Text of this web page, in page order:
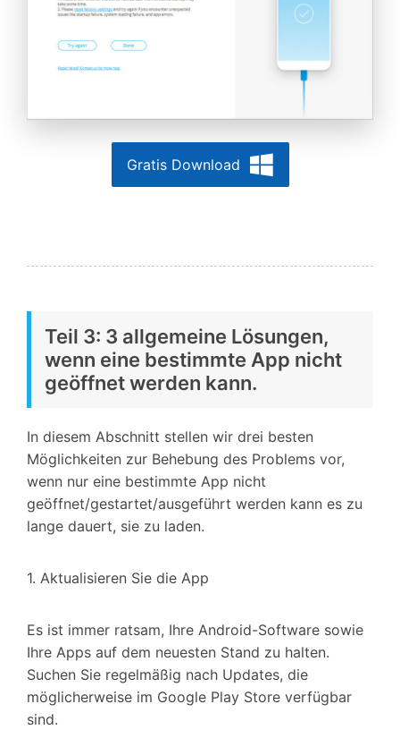
Gratis Download
Teil 3: 3 allgemeine Lösungen,
wenn eine bestimmte App nicht
geöffnet werden kann.
In diesem Abschnitt stellen wir drei besten
Möglichkeiten zur Behebung des Problems vor,
wenn nur eine bestimmte App nicht
geöffnet/gestartet/ausgeführt werden kann es zu
lange dauert, sie zu laden.
1. Aktualisieren Sie die App
Es ist immer ratsam, Ihre Android-Software sowie
Ihre Apps auf dem neuesten Stand zu halten.
Suchen Sie regelmäßig nach Updates, die
möglicherweise im Google Play Store verfügbar
sind.